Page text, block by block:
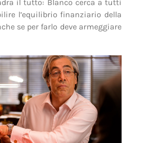
il tutto: Blanco cerca a tutti
l’equilibrio finanziario della
se per farlo deve armeggiare